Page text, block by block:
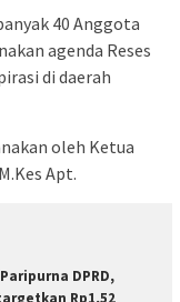
40 Anggota
agenda Reses
di daerah
oleh Ketua
Apt.
DPRD,
Rp1,52